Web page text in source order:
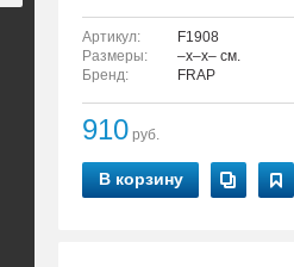
Артикул:
F1908
Размеры:
–x–x– см.
Бренд:
FRAP
910 руб.
В корзину